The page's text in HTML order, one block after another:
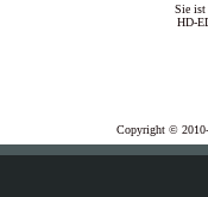
Sie ist
HD-
Copyright ©